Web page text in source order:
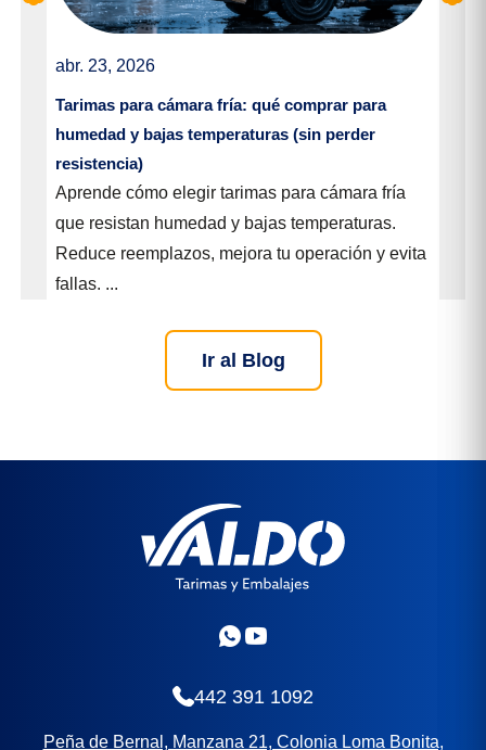
abr. 23, 2026
Tarimas para cámara fría: qué comprar para
humedad y bajas temperaturas (sin perder
resistencia)
Aprende cómo elegir tarimas para cámara fría
que resistan humedad y bajas temperaturas.
Reduce reemplazos, mejora tu operación y evita
fallas. ...
Ir al Blog
442 391 1092
Peña de Bernal, Manzana 21, Colonia Loma Bonita,